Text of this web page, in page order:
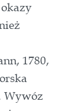
1780,
Wywóz